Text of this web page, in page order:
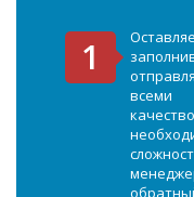
всеми